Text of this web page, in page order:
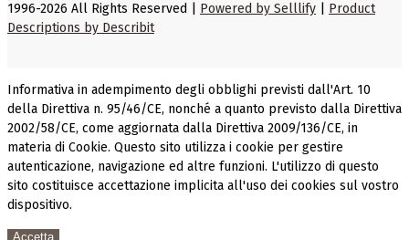
1996-2026 All Rights Reserved | Powered by Selllify
Product
Descriptions by Describit
Informativa in adempimento degli obblighi previsti dall'Art. 10
della Direttiva n. 95/46/CE, nonché a quanto previsto dalla Direttiva
2002/58/CE, come aggiornata dalla Direttiva 2009/136/CE, in
materia di Cookie. Questo sito utilizza i cookie per gestire
autenticazione, navigazione ed altre funzioni. L'utilizzo di questo
sito costituisce accettazione implicita all'uso dei cookies sul vostro
dispositivo.
Accetta